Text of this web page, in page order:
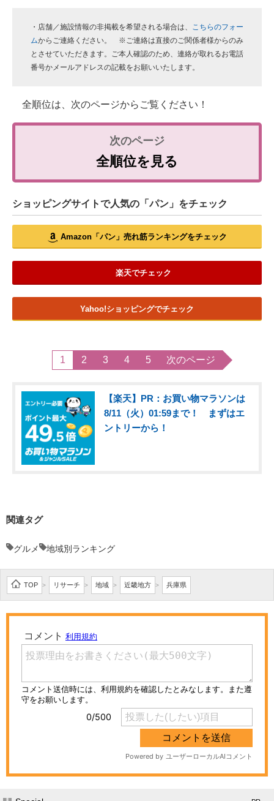
・店舗／施設情報の非掲載を希望される場合は、 こちらのフォー
ムからご連絡ください。 ※ご連絡は直接のご関係者様からのみ
とさせていただきます。ご本人確認のため、連絡が取れるお電話
番号かメールアドレスの記載をお願いいたします。
全順位は、次のページからご覧ください！
全順位を見る
ショッピングサイトで人気の「パン」をチェック
Amazon「パン」売れ筋ランキングをチェック
楽天でチェック
Yahoo!ショッピングでチェック
1 2 3 4 5 次のページ
【楽天】PR：お買い物マラソンは
8/11（火）01:59まで！ まずはエ
ントリーから！
関連タグ
グルメ 地域別ランキング
TOP > リサーチ > 地域 > 近畿地方 > 兵庫県